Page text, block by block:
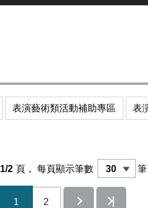
表演藝術類活動補助專區 表
1/2 頁，每頁顯示筆數 筆
1 2